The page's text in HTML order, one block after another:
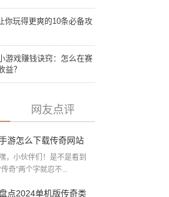
你玩得更爽的10条必备攻
游戏赚钱诀窍：怎么在赛
益？
网友点评
游怎么下载传奇网站
游戏？这篇攻略让你秒
嘿，小伙伴们！是不是看到
传奇”两个字就忍不...
点2024单机版传奇类